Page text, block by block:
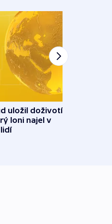
uložil doživotí
loni najel v